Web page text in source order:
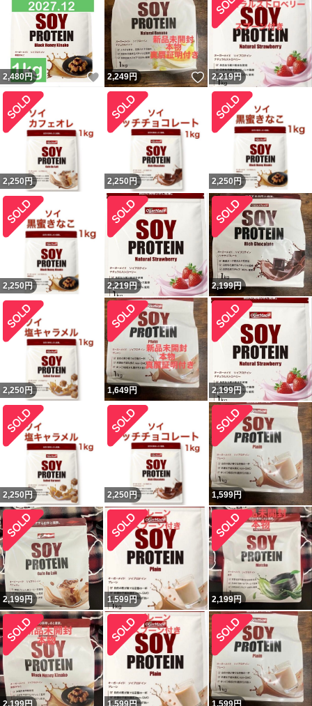
2,480円 いいね！
2,249円 いいね！
2,219円
2,250 円 2,250 円 2,250 円
2,250 円 2,219円 2,199円
2,250 円 1,649円 2,199円
2,250 円 2,250 円 1,599円
2,199円 1,599円 2,199円